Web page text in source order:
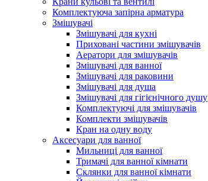
Комплектуюча запірна арматура
Змішувачі
Змішувачі для кухні
Приховані частини змішувачів
Аератори для змішувачів
Змішувачі для ванної
Змішувачі для раковини
Змішувачі для душа
Змішувачі для гігієнічного душу
Комплектуючі для змішувачів
Комплекти змішувачів
Кран на одну воду
Аксесуари для ванної
Мильниці для ванної
Тримачі для ванної кімнати
Склянки для ванної кімнати